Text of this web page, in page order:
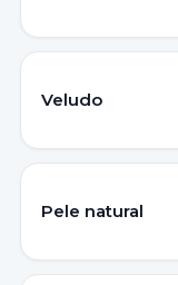
Veludo
Pele natural